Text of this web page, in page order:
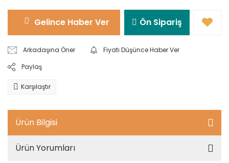
Gelince Haber Ver Ön Sipariş
Arkadaşına Öner
Fiyatı Düşünce Haber Ver
Paylaş
Karşılaştır
Ürün Bilgisi
Ürün Yorumları